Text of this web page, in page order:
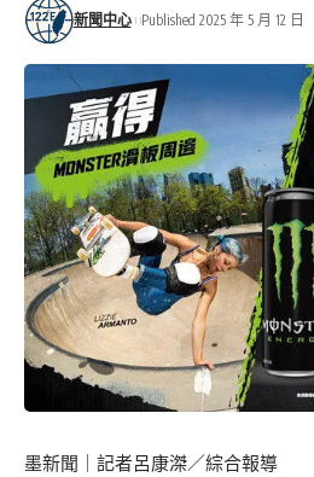
新聞中心 Published 2025 年 5 月 12 日
墨新聞
｜記者呂康滐／綜合報導